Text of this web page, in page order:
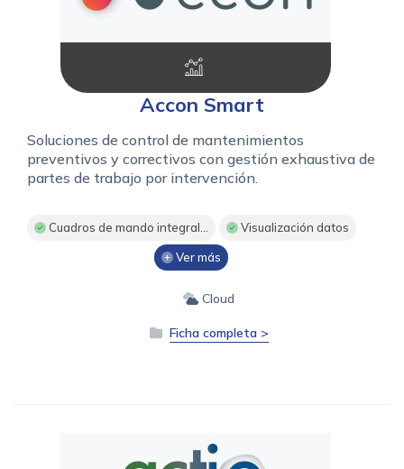
Accon Smart
Soluciones de control de mantenimientos
preventivos y correctivos con gestión exhaustiva de
partes de trabajo por intervención.
Cuadros de mando integral... Visualización datos
Ver más
Cloud
Ficha completa >